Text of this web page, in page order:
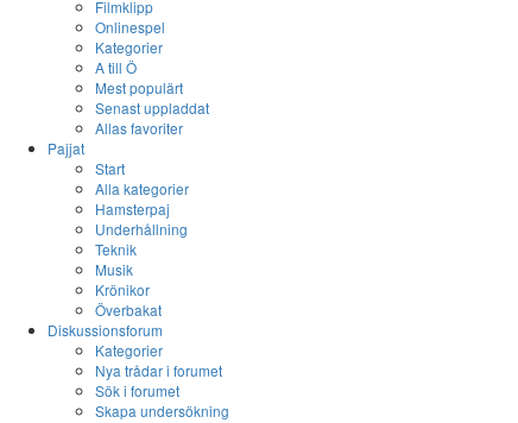
Filmklipp
Onlinespel
Kategorier
A till Ö
Mest populärt
Senast uppladdat
Allas favoriter
Pajjat
Start
Alla kategorier
Hamsterpaj
Underhållning
Teknik
Musik
Krönikor
Överbakat
Diskussionsforum
Kategorier
Nya trådar i forumet
Sök i forumet
Skapa undersökning